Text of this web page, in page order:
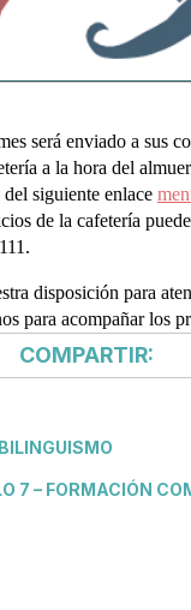
será enviado a sus
a la hora del
siguiente enlace
de la cafetería
disposición para
para acompañar los
COMPARTIR:
7 – FORMACIÓN